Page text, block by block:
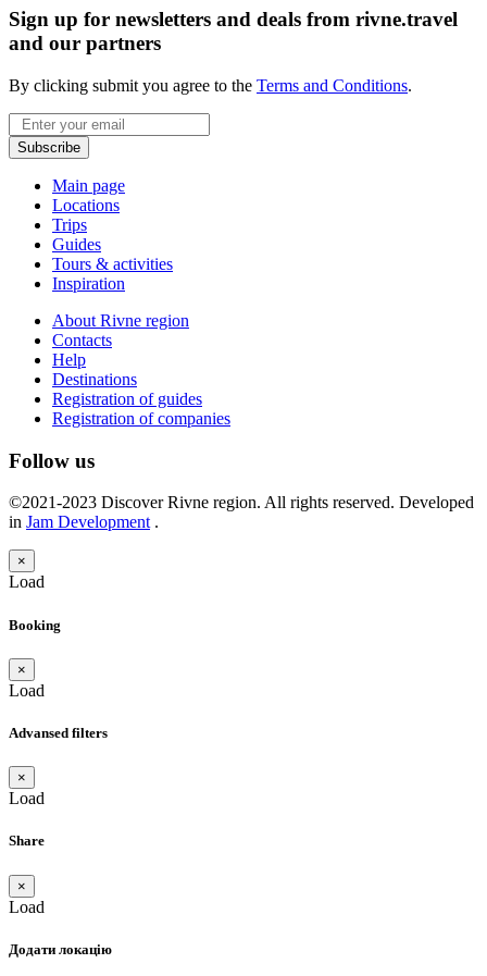
Sign up for newsletters and deals from rivne.travel
and our partners
By clicking submit you agree to the Terms and Conditions.
Email
Subscribe
Main page
Locations
Trips
Guides
Tours & activities
Inspiration
About Rivne region
Contacts
Help
Destinations
Registration of guides
Registration of companies
Follow us
©2021-2023 Discover Rivne region. All rights reserved. Developed
in Jam Development.
×
Load
Booking
×
Load
Advansed filters
×
Load
Share
×
Load
Додати локацію